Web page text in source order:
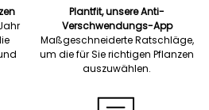
Plantfit, unsere Anti-
Verschwendungs-App
Maßgeschneiderte Ratschläge,
um die für Sie richtigen Pflanzen
auszuwählen.